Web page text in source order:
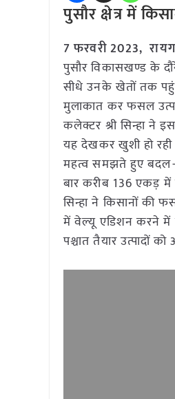
पुसौर क्षेत्र में
7 फरवरी 2023,
पुसौर विकासखण्ड के
सीधे उनके खेतों तक
मुलाकात कर फसल
कलेक्टर श्री सिन्हा ने
यह देखकर खुशी हो रही
महत्व समझते हुए बदल-
बार करीब 136 एकड़ में
सिन्हा ने किसानों की
में वेल्यू एडिशन करने में
पश्चात तैयार उत्पादों